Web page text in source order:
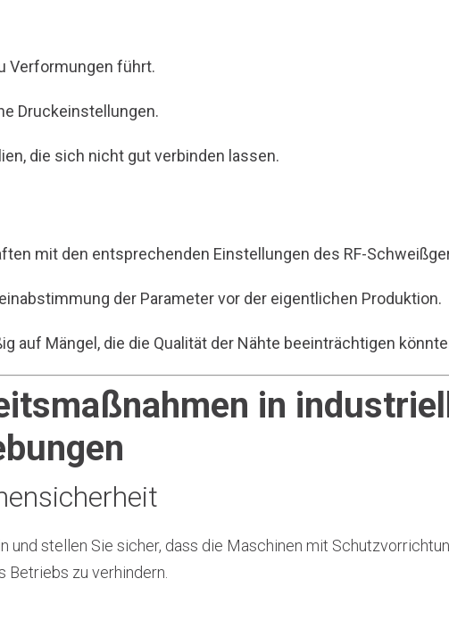
Verformungen führt.
Druckeinstellungen.
die sich nicht gut verbinden lassen.
mit den entsprechenden Einstellungen des RF-
der Parameter vor der eigentlichen Produktion.
auf Mängel, die die Qualität der Nähte beeinträchtigen
in
und stellen Sie sicher, dass die Maschinen mit
Betriebs zu verhindern.